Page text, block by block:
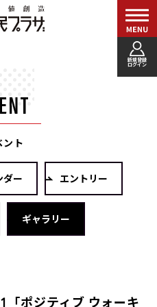
新規登録
ログイン
ント
ダー エントリー
ギャラリー
ポジティブ ウォーキ